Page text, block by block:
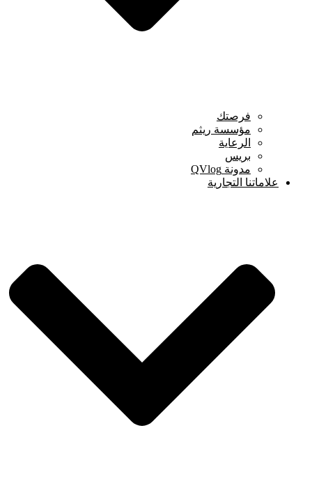
فرصتك
مؤسسة ريثم
الرعاية
بريس
مدونة QVlog
علاماتنا التجارية